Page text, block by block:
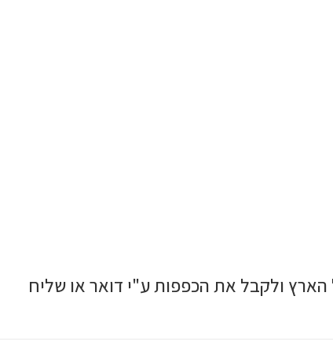
הארץ ולקבל את הכפפות ע"י דואר או שליח